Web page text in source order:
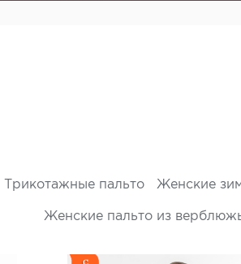
Трикотажные пальто Женские
Женские пальто из